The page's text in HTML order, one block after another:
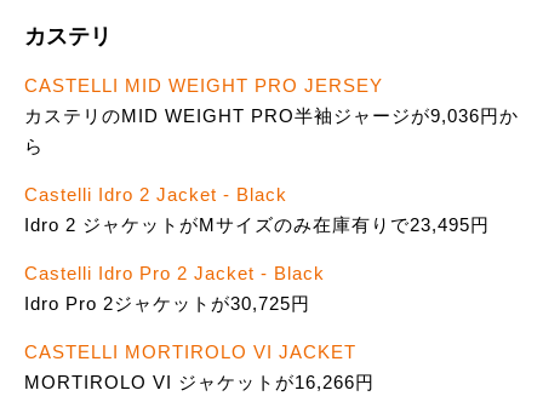
カステリ
CASTELLI MID WEIGHT PRO JERSEY
カステリのMID WEIGHT PRO半袖ジャージが9,036円か
ら
Castelli Idro 2 Jacket - Black
Idro 2 ジャケットがMサイズのみ在庫有りで23,495円
Castelli Idro Pro 2 Jacket - Black
Idro Pro 2ジャケットが30,725円
CASTELLI MORTIROLO VI JACKET
MORTIROLO VI ジャケットが16,266円